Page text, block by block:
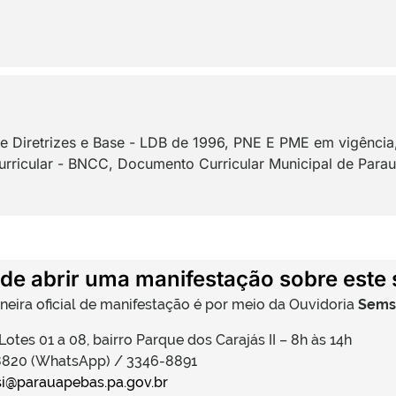
e Base - LDB de 1996, PNE E PME em
- BNCC, Documento Curricular Municipal de
abrir uma manifestação sobre este
oficial de manifestação é por meio da Ouvidoria
01 a 08, bairro Parque dos Carajás II – 8h às 14h
(WhatsApp) / 3346-8891